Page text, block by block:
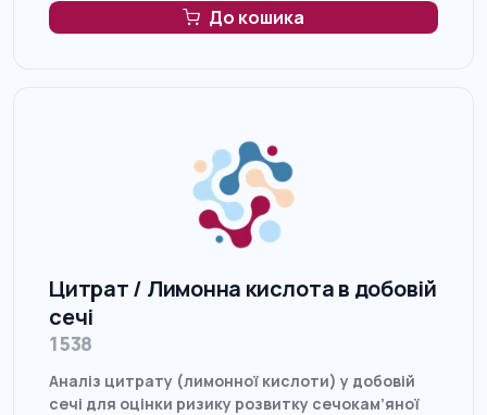
До кошика
Цитрат / Лимонна кислота в добовій
сечі
1538
Аналіз цитрату (лимонної кислоти) у добовій
сечі для оцінки ризику розвитку сечокам’яної